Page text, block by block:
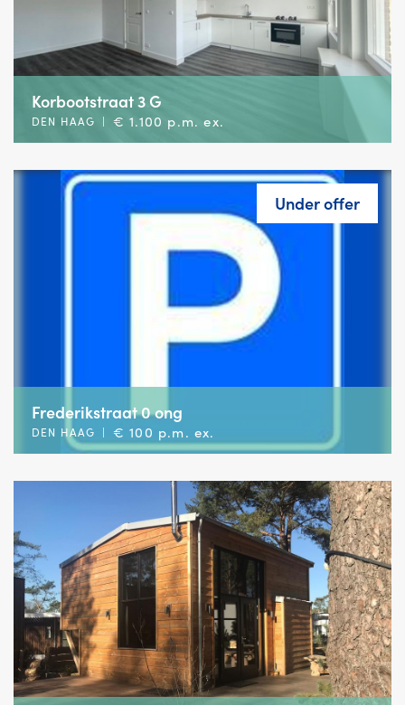
Korbootstraat 3 G
DEN HAAG | € 1.100 p.m. ex.
Under offer
Frederikstraat 0 ong
DEN HAAG | € 100 p.m. ex.